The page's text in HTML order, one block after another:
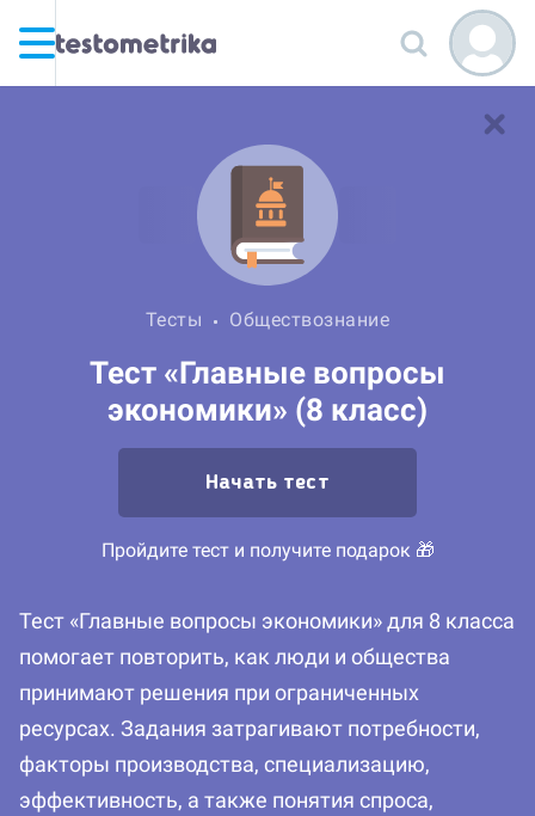
Тесты Обществознание
Тест «Главные вопросы
экономики» (8 класс)
Начать тест
Пройдите тест и получите подарок 🎁
Тест «Главные вопросы экономики» для 8 класса
помогает повторить, как люди и общества
принимают решения при ограниченных
ресурсах. Задания затрагивают потребности,
факторы производства, специализацию,
эффективность, а также понятия спроса,